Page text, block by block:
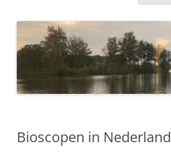
Bioscopen in Nederland